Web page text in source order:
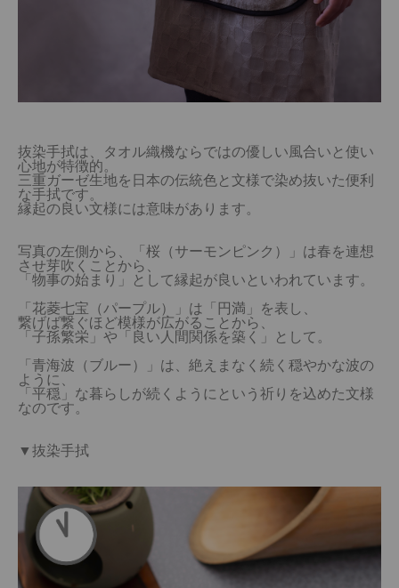
抜染手拭は、タオル織機ならではの優しい風合いと使い
心地が特徴的。
三重ガーゼ生地を日本の伝統色と文様で染め抜いた便利
な手拭です。
縁起の良い文様には意味があります。
写真の左側から、「桜（サーモンピンク）」は春を連想
させ芽吹くことから、
「物事の始まり」として縁起が良いといわれています。
「花菱七宝（パープル）」は「円満」を表し、
繋げば繋ぐほど模様が広がることから、
「子孫繁栄」や「良い人間関係を築く」として。
「青海波（ブルー）」は、絶えまなく続く穏やかな波の
ように、
「平穏」な暮らしが続くようにという祈りを込めた文様
なのです。
▼抜染手拭